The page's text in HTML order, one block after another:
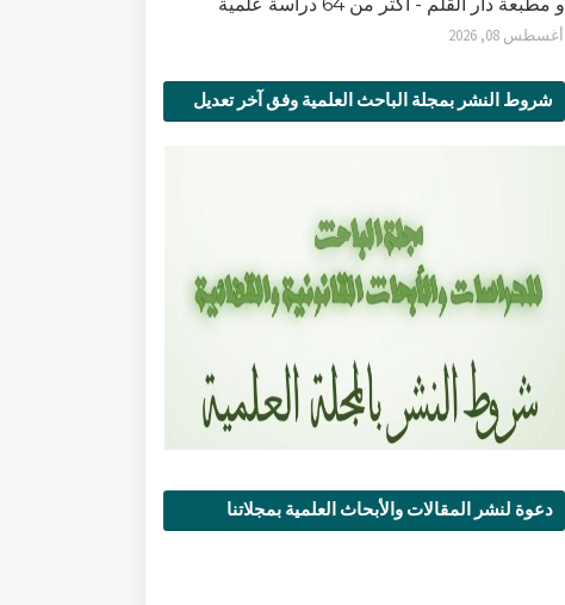
أغسطس 08, 2026
شروط النشر بمجلة الباحث العلمية وفق آخر تعديل
دعوة لنشر المقالات والأبحاث العلمية بمجلاتنا